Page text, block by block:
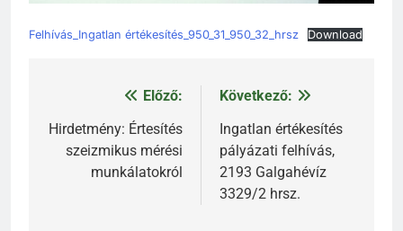
Felhívás_Ingatlan értékesítés_950_31_950_32_hrsz Download
Bejegyzés
navigáció
Előző:
Hirdetmény: Értesítés
szeizmikus mérési
munkálatokról
Következő:
Ingatlan értékesítés
pályázati felhívás,
2193 Galgahévíz
3329/2 hrsz.